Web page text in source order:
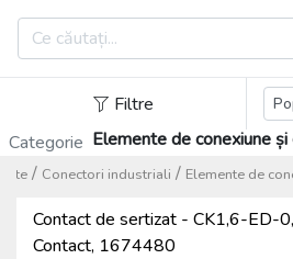
Filtre
Categorie Elemente de conexiune
Elemente de
/
Conectori industriali
/
Contact de sertizat - CK1,6-ED-
Contact, 1674480